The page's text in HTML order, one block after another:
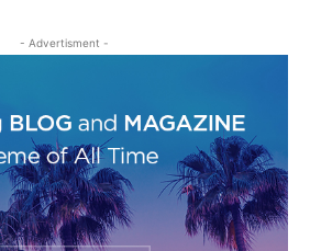
- Advertisment -